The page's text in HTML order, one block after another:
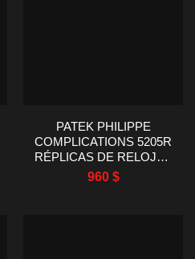
PATEK PHILIPPE
COMPLICATIONS 5205R
RÉPLICAS DE RELOJES
ENVUELTOS EN ORO DE
18 QUILATES 40MM
960 $